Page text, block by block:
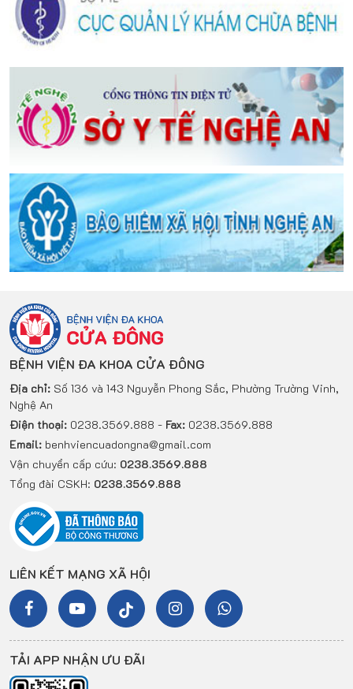
BỆNH VIỆN ĐA KHOA CỬA ĐÔNG
Địa chỉ: Số 136 và 143 Nguyễn Phong Sắc, Phường Trường Vinh,
Nghệ An
Điện thoại: 0238.3569.888 - Fax: 0238.3569.888
Email: benhviencuadongna@gmail.com
Vận chuyển cấp cứu: 0238.3569.888
Tổng đài CSKH: 0238.3569.888
LIÊN KẾT MẠNG XÃ HỘI
TẢI APP NHẬN ƯU ĐÃI